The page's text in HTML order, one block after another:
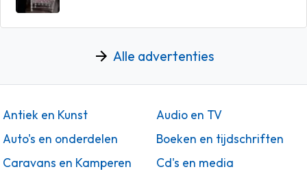
Alle advertenties
Antiek en Kunst
Audio en TV
Auto's en onderdelen
Boeken en tijdschriften
Caravans en Kamperen
Cd's en media